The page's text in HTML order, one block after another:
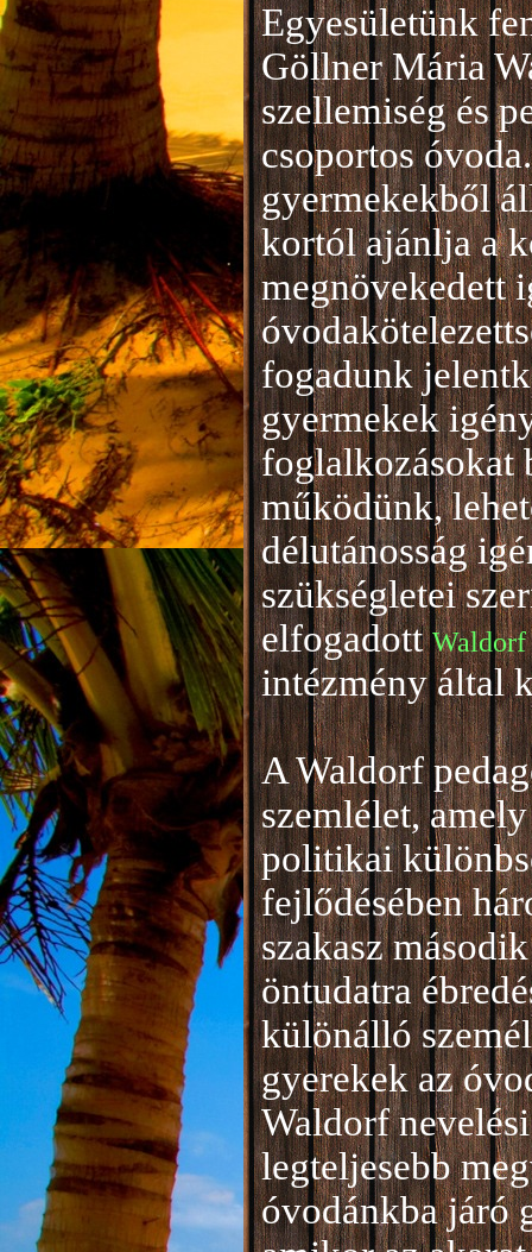
Egyesületünk
Göllner Mária
szellemiség és
csoportos
gyermekekből
kortól ajánlja a
megnövekedett
fogadunk
gyermekek
foglalkozásokat
működünk,
délutánosság
szükségletei
elfogadott Waldorf
intézmény által
A Waldorf
szemlélet,
politikai
fejlődésében
szakasz
öntudatra
különálló
gyerekek az
Waldorf
legteljesebb
óvodánkba járó